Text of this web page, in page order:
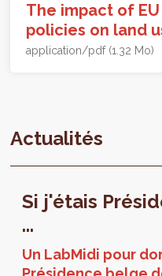
The impact of
policies on land
application/pdf (1.32 Mo)
Actualités
Si j'étais
...
Un LabMidi pour